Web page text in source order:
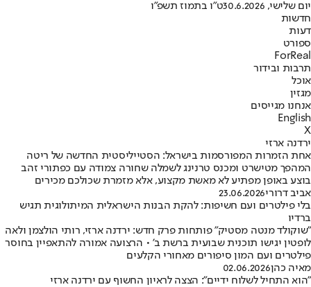
יום שלישי, 30.6.2026
ט"ו בתמוז תשפ"ו
חדשות
דעות
ספורט
ForReal
תרבות ובידור
אוכל
מגזין
אנחנו מגייסים
English
X
ירדנה ארזי
אחת הזמרות המפורסמות בישראל: הסטייליסטית החדשה של ריטה
המהפך מטישרט ומכנס טרנינג לשמלה שחורה צמודה עם כפתורי זהב
בוצע באופן מפתיע לא מאשת מקצוע, אלא מזמרת שכולכם מכירים
אביב דרורי23.06.2026
בלי פילטרים ועם חשיפות: להקת הבנות הישראלית המיתולוגית תגיש
ברדיו
"שוקולד מנטה מסטיק" פותחות פרק חדש: ירדנה ארזי, רותי הולצמן ולאה
לופטין יגישו תוכנית שבועית ברשת ב' • הרצועה אמורה להתאפיין בחוסר
פילטרים ועם המון סיפורים מאחורי הקלעים
מאיה כהן02.06.2026
"הוא התחיל לשלוח ידיים": הצצה לראיון החשוף עם ירדנה ארזי